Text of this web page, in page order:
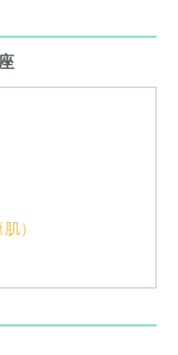
）